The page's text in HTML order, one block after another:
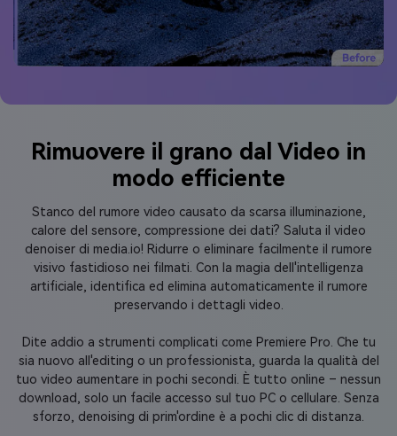
Rimuovere il grano dal Video in
modo efficiente
Stanco del rumore video causato da scarsa illuminazione,
calore del sensore, compressione dei dati? Saluta il video
denoiser di media.io! Ridurre o eliminare facilmente il rumore
visivo fastidioso nei filmati. Con la magia dell'intelligenza
artificiale, identifica ed elimina automaticamente il rumore
preservando i dettagli video.
Dite addio a strumenti complicati come Premiere Pro. Che tu
sia nuovo all'editing o un professionista, guarda la qualità del
tuo video aumentare in pochi secondi. È tutto online – nessun
download, solo un facile accesso sul tuo PC o cellulare. Senza
sforzo, denoising di prim'ordine è a pochi clic di distanza.